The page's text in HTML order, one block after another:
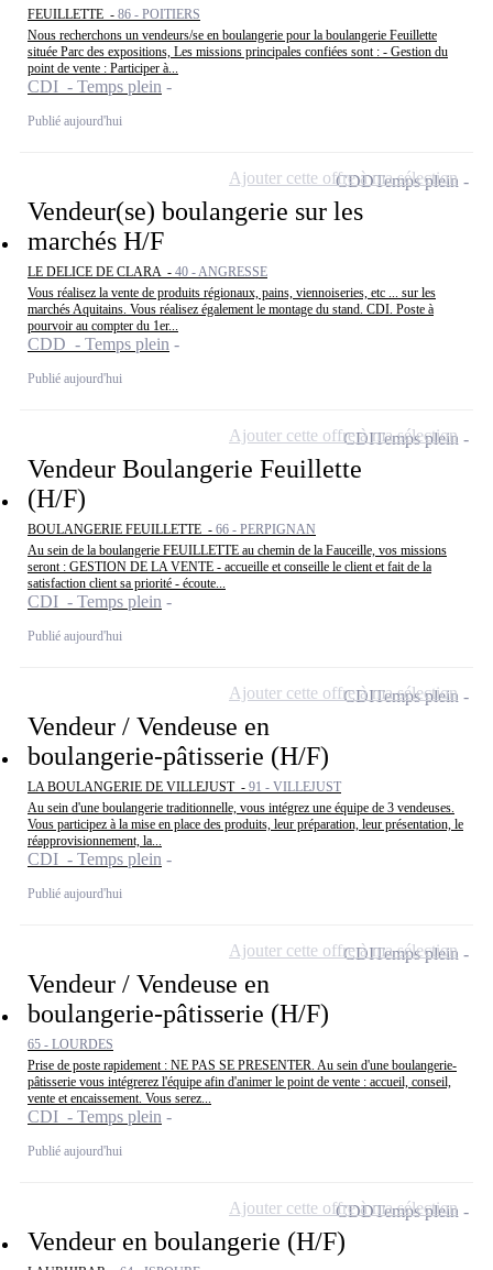
FEUILLETTE - 86 - POITIERS
Nous recherchons un vendeurs/se en boulangerie pour la boulangerie Feuillette
située Parc des expositions, Les missions principales confiées sont : - Gestion du
point de vente : Participer à...
CDI - Temps plein
Publié aujourd'hui
Vendeur(se) boulangerie sur les
marchés H/F
LE DELICE DE CLARA - 40 - ANGRESSE
Vous réalisez la vente de produits régionaux, pains, viennoiseries, etc ... sur les
marchés Aquitains. Vous réalisez également le montage du stand. CDI. Poste à
pourvoir au compter du 1er...
CDD - Temps plein
Publié aujourd'hui
CDDTemps plein
Ajouter cette offre à ma sélection
Vendeur Boulangerie Feuillette
(H/F)
BOULANGERIE FEUILLETTE - 66 - PERPIGNAN
Au sein de la boulangerie FEUILLETTE au chemin de la Fauceille, vos missions
seront : GESTION DE LA VENTE - accueille et conseille le client et fait de la
satisfaction client sa priorité - écoute...
CDI - Temps plein
Publié aujourd'hui
CDITemps plein
Ajouter cette offre à ma sélection
Vendeur / Vendeuse en
boulangerie-pâtisserie (H/F)
LA BOULANGERIE DE VILLEJUST - 91 - VILLEJUST
Au sein d'une boulangerie traditionnelle, vous intégrez une équipe de 3 vendeuses.
Vous participez à la mise en place des produits, leur préparation, leur présentation, le
réapprovisionnement, la...
CDI - Temps plein
Publié aujourd'hui
CDITemps plein
Ajouter cette offre à ma sélection
Vendeur / Vendeuse en
boulangerie-pâtisserie (H/F)
65 - LOURDES
Prise de poste rapidement : NE PAS SE PRESENTER. Au sein d'une boulangerie-
pâtisserie vous intégrerez l'équipe afin d'animer le point de vente : accueil, conseil,
vente et encaissement. Vous serez...
CDI - Temps plein
Publié aujourd'hui
CDITemps plein
Ajouter cette offre à ma sélection
Vendeur en boulangerie (H/F)
CDDTemps plein
Ajouter cette offre à ma sélection